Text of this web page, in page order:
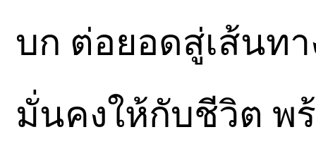
บก ต่อยอดสู่เส้นท
มั่นคงให้กับชีวิต พ